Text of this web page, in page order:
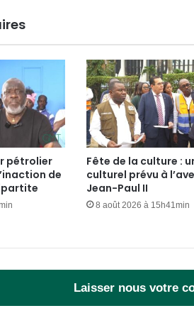
pétrolier
de
Fête de la culture :
culturel prévu à
Jean-Paul II
8 août 2026 à 15h41min
Laisser nous votre